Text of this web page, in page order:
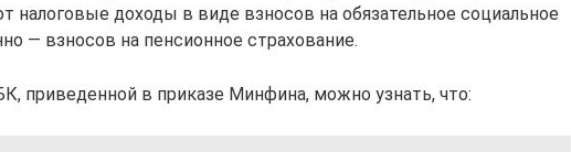
доходы в виде взносов на обязательное социальное
— взносов на пенсионное страхование.
приведенной в приказе Минфина, можно узнать, что: